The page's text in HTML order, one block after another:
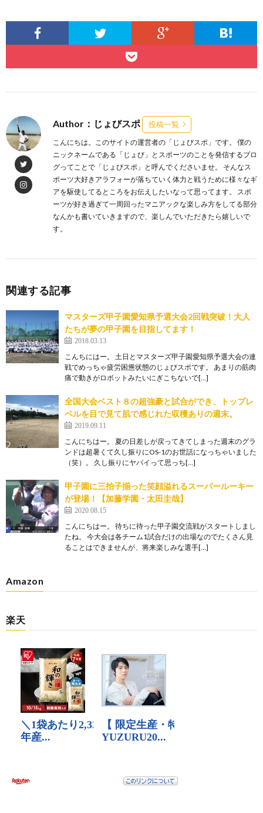
Author：じょびスポ 投稿一覧
こんにちは。このサイトの運営者の「じょびスポ」です。 僕の
ニックネームである「じょび」とスポーツのことを発信するブロ
グってことで「じょびスポ」と呼んでくださいませ。 そんなス
ポーツ大好きアラフォーが落ちていく体力と戦うために様々なギ
アを駆使してるところをお伝えしたいなって思ってます。 スポ
ーツが好き過ぎて一周回ったマニアックな楽しみ方をしてる部分
なんかも書いていきますので、楽しんでいただきたら嬉しいで
す。
関連する記事
マスターズ甲子園愛知県予選大会2回戦突破！大人
たちが夢の甲子園を目指してます！
2018.03.13
こんちにはー。 土日とマスターズ甲子園愛知県予選大会の連
戦でめっちゃ疲労困憊状態のじょびスポです。 あまりの筋肉
痛で動きがロボットみたいにぎこちないで[…]
全国大会ベスト８の超強豪と試合ができ、トップレ
ベルを目で見て肌で感じれた収穫ありの週末。
2019.09.11
こんにちはー。 夏の日差しが戻ってきてしまった週末のグラ
ンドは超暑くて久し振りにOS-1のお世話になっちゃいました
（笑）。 久し振りにヤバイって思っち[…]
甲子園に三拍子揃った笑顔溢れるスーパールーキー
が登場！【加藤学園・太田圭哉】
2020.08.15
こんにちはー。 待ちに待った甲子園交流戦がスタートしまし
たね。 今大会は各チーム1試合だけの出場なのでたくさん見
ることはできませんが、将来楽しみな選手[…]
Amazon
楽天